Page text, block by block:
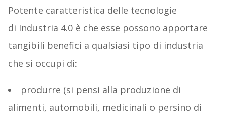
Potente caratteristica delle tecnologie
di Industria 4.0 è che esse possono apportare
tangibili benefici a qualsiasi tipo di industria
che si occupi di:
produrre (si pensi alla produzione di
alimenti, automobili, medicinali o persino di